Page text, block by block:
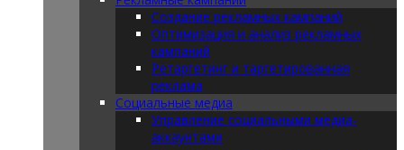
Создание рекламных кампаний
Оптимизация и анализ рекламных
кампаний
Ретаргетинг и таргетированная
реклама
Социальные медиа
Управление социальными медиа-
аккаунтами